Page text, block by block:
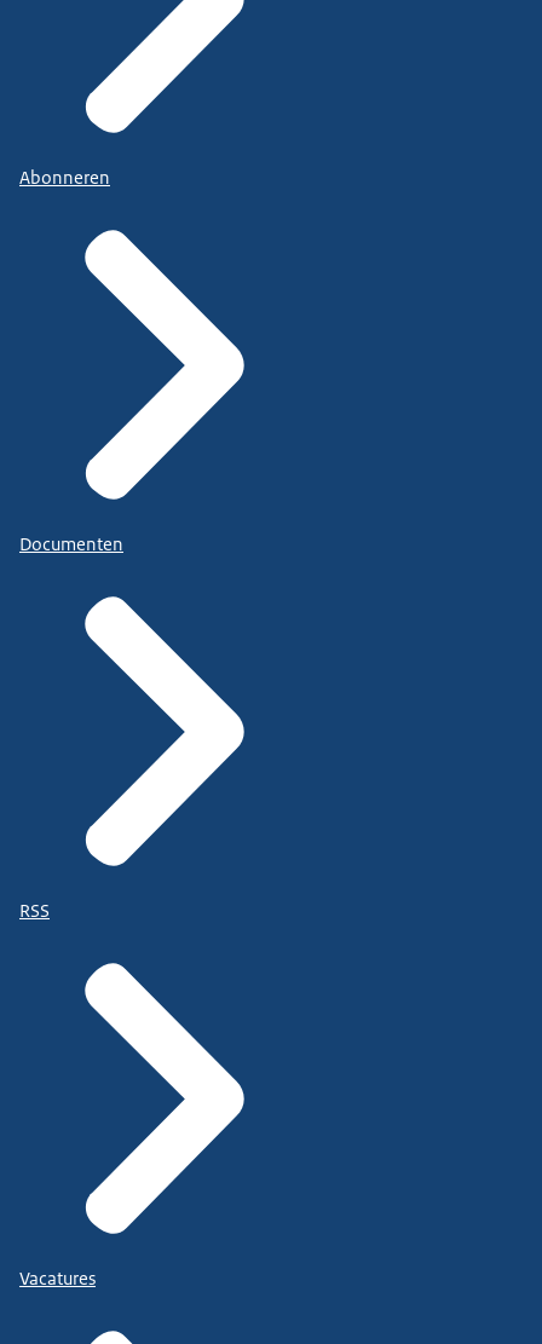
Abonneren
Documenten
RSS
Vacatures